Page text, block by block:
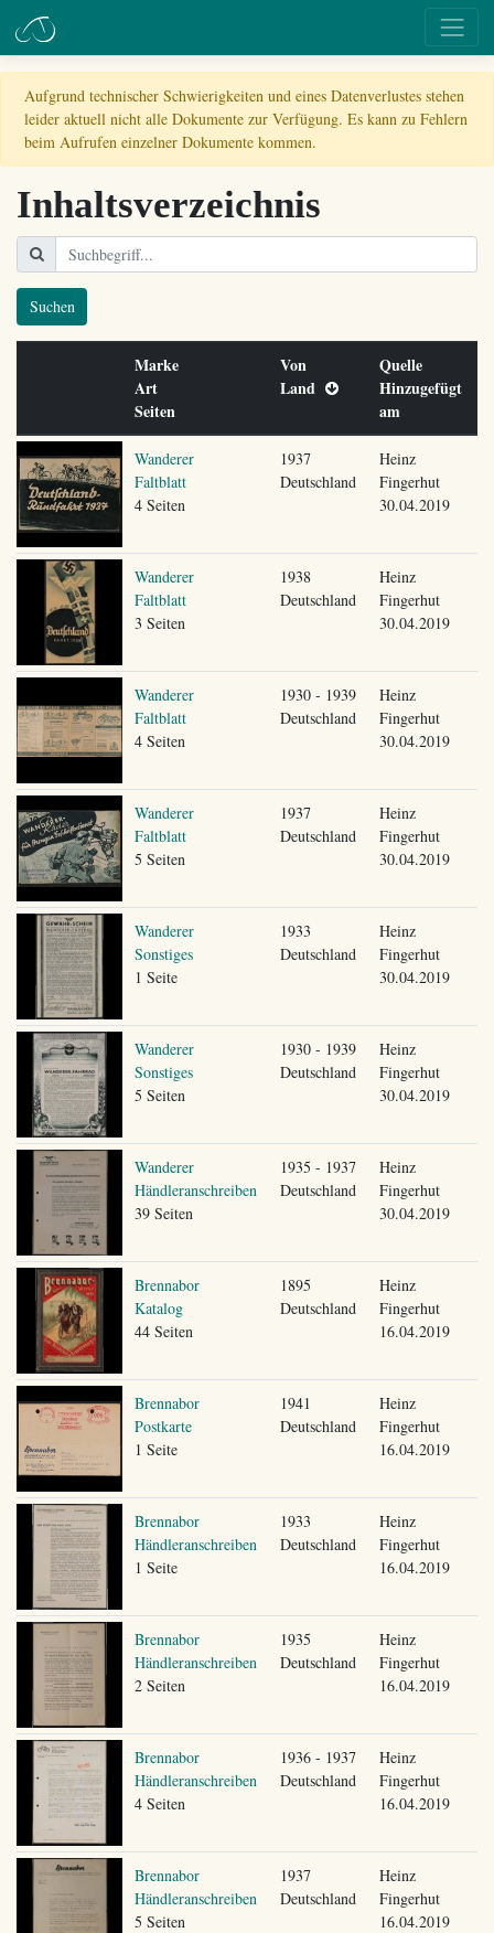
Aufgrund technischer Schwierigkeiten und eines Datenverlustes stehen
leider aktuell nicht alle Dokumente zur Verfügung. Es kann zu Fehlern
beim Aufrufen einzelner Dokumente kommen.
Inhaltsverzeichnis
Suchen
Marke
Art
Seiten
Von
Land
Quelle
Hinzugefügt
am
Wanderer
Faltblatt
4 Seiten
1937
Deutschland
Heinz
Fingerhut
30.04.2019
Wanderer
Faltblatt
3 Seiten
1938
Deutschland
Heinz
Fingerhut
30.04.2019
Wanderer
Faltblatt
4 Seiten
1930 - 1939
Deutschland
Heinz
Fingerhut
30.04.2019
Wanderer
Faltblatt
5 Seiten
1937
Deutschland
Heinz
Fingerhut
30.04.2019
Wanderer
Sonstiges
1 Seite
1933
Deutschland
Heinz
Fingerhut
30.04.2019
Wanderer
Sonstiges
5 Seiten
1930 - 1939
Deutschland
Heinz
Fingerhut
30.04.2019
Wanderer
Händleranschreiben
39 Seiten
1935 - 1937
Deutschland
Heinz
Fingerhut
30.04.2019
Brennabor
Katalog
44 Seiten
1895
Deutschland
Heinz
Fingerhut
16.04.2019
Brennabor
Postkarte
1 Seite
1941
Deutschland
Heinz
Fingerhut
16.04.2019
Brennabor
Händleranschreiben
1 Seite
1933
Deutschland
Heinz
Fingerhut
16.04.2019
Brennabor
Händleranschreiben
2 Seiten
1935
Deutschland
Heinz
Fingerhut
16.04.2019
Brennabor
Händleranschreiben
4 Seiten
1936 - 1937
Deutschland
Heinz
Fingerhut
16.04.2019
Brennabor
Händleranschreiben
5 Seiten
1937
Deutschland
Heinz
Fingerhut
16.04.2019